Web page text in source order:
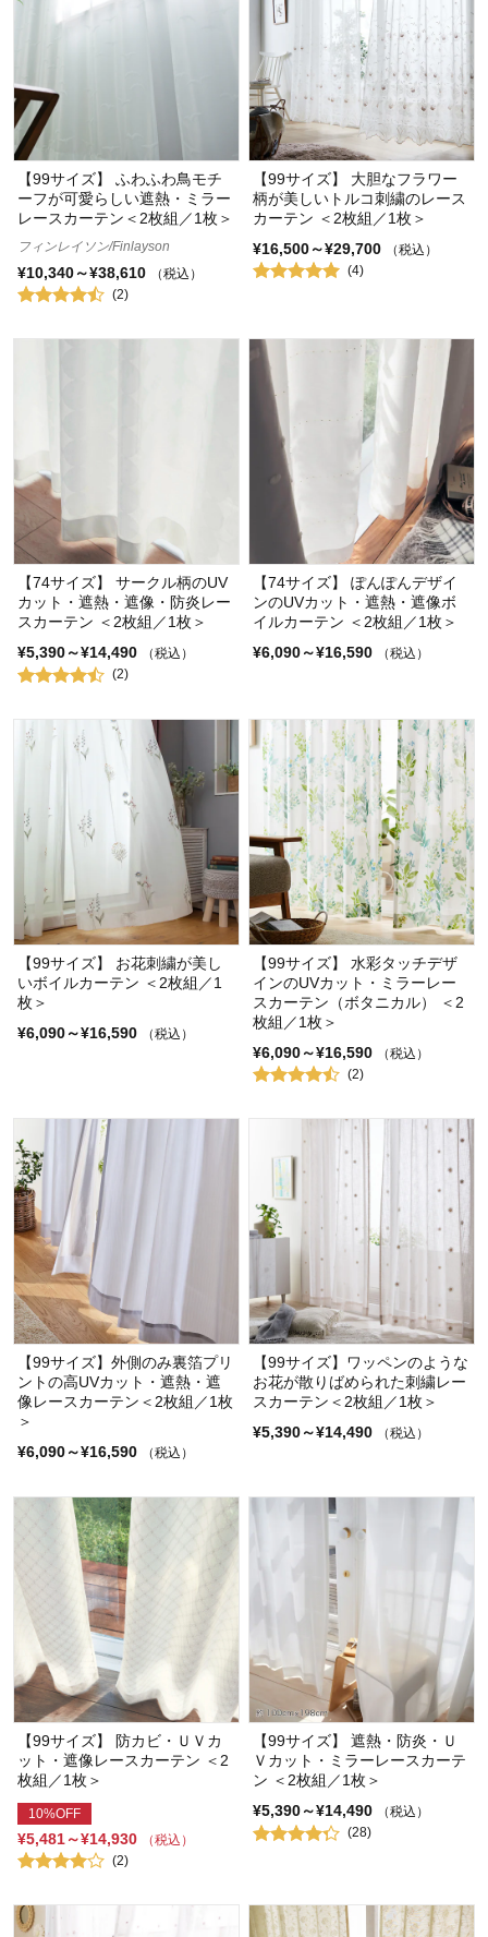
【99サイズ】 ふわふわ鳥モチ
ーフが可愛らしい遮熱・ミラー
レースカーテン＜2枚組／1枚＞
フィンレイソン/Finlayson
¥10,340～¥38,610
（税込）
(2)
【99サイズ】 大胆なフラワー
柄が美しいトルコ刺繍のレース
カーテン ＜2枚組／1枚＞
¥16,500～¥29,700
（税込）
(4)
【74サイズ】 サークル柄のUV
カット・遮熱・遮像・防炎レー
スカーテン ＜2枚組／1枚＞
¥5,390～¥14,490
（税込）
(2)
【74サイズ】 ぽんぽんデザイ
ンのUVカット・遮熱・遮像ボ
イルカーテン ＜2枚組／1枚＞
¥6,090～¥16,590
（税込）
【99サイズ】 お花刺繍が美し
いボイルカーテン ＜2枚組／1
枚＞
¥6,090～¥16,590
（税込）
【99サイズ】 水彩タッチデザ
インのUVカット・ミラーレー
スカーテン（ボタニカル） ＜2
枚組／1枚＞
¥6,090～¥16,590
（税込）
(2)
【99サイズ】外側のみ裏箔プリ
ントの高UVカット・遮熱・遮
像レースカーテン＜2枚組／1枚
＞
¥6,090～¥16,590
（税込）
【99サイズ】ワッペンのような
お花が散りばめられた刺繍レー
スカーテン＜2枚組／1枚＞
¥5,390～¥14,490
（税込）
【99サイズ】 防カビ・ＵＶカ
ット・遮像レースカーテン ＜2
枚組／1枚＞
10%OFF
¥5,481～¥14,930
（税込）
(2)
【99サイズ】 遮熱・防炎・Ｕ
Ｖカット・ミラーレースカーテ
ン ＜2枚組／1枚＞
¥5,390～¥14,490
（税込）
(28)